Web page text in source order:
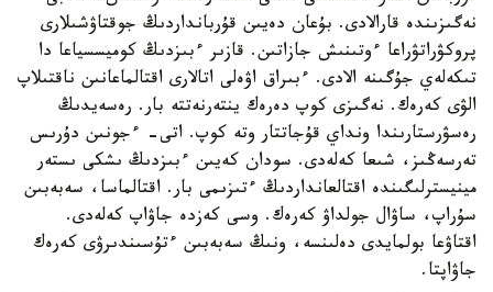
نەگىزىندە قارالادى. بۇعان دەيىن قۇربانداردىڭ جوقتاۋشىلارى
پروكۋراتۋراعا ءوتىنىش جازاتىن. قازىر ءبىزدىڭ كوميسسياعا دا
تىكەلەي جۇگىنە الادى. ءبىراق اۋەلى اتالارى اقتالماعانىن ناقتىلاپ
الۋى كەرەك. نەگىزى كوپ دەرەك ينتەرنەتتە بار. رەسەيدىڭ
رەسۋرستارىندا ونداي قۇجاتتار وتە كوپ. اتى- ءجونىن دۇرىس
تەرسەڭىز، شىعا كەلەدى. سودان كەيىن ءبىزدىڭ ىشكى ىستەر
مينيسترلىگىندە اقتالعانداردىڭ ءتىزىمى بار. اقتالماسا، سەبەبىن
سۇراپ، ساۋال جولداۋ كەرەك. وسى كەزدە جاۋاپ كەلەدى.
اقتاۋعا بولمايدى دەلىنسە، ونىڭ سەبەبىن ءتۇسىندىرۋى كەرەك
جاۋاپتا.